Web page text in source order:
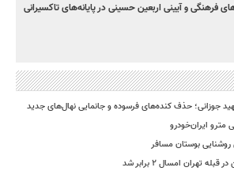
فرهنگی و آیینی اربعین حسینی در پایانه‌های تاکسیرانی
جوزانی؛ حذف کنده‌های فرسوده و جانمایی نهال‌های جدید
مترو ایران‌خودرو
بوستان مسافر
تهران امسال ۲ برابر شد